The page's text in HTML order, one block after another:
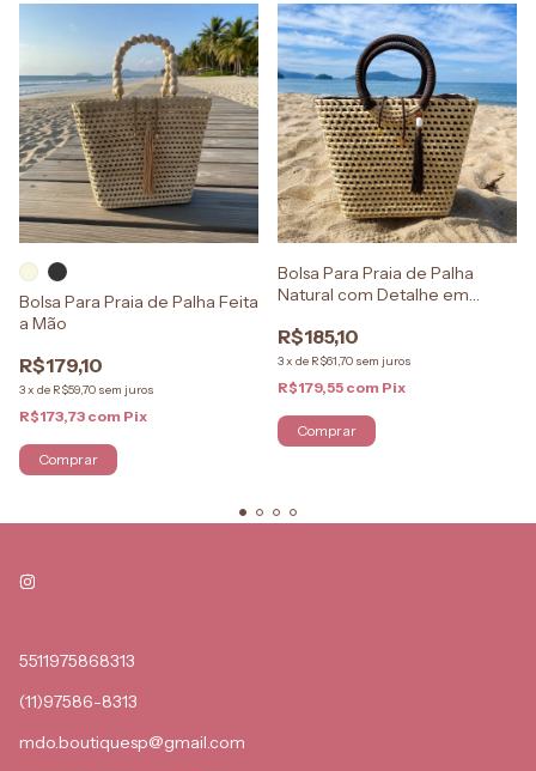
Bolsa Para Praia de Palha Feita
a Mão
R$179,10
3x de R$59,70 sem juros
R$173,73 com Pix
Comprar
Bolsa Para Praia de Palha
Natural com Detalhe em
R$185,10
3x de R$61,70 sem juros
R$179,55 com Pix
5511975868313
(11)97586-8313
mdo.boutiquesp@gmail.com